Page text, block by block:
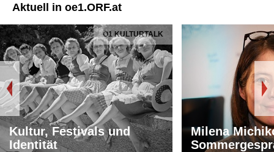
Aktuell in oe1.ORF.at
Ö1 KULTURTALK
Kultur, Festivals und
Identität
Milena